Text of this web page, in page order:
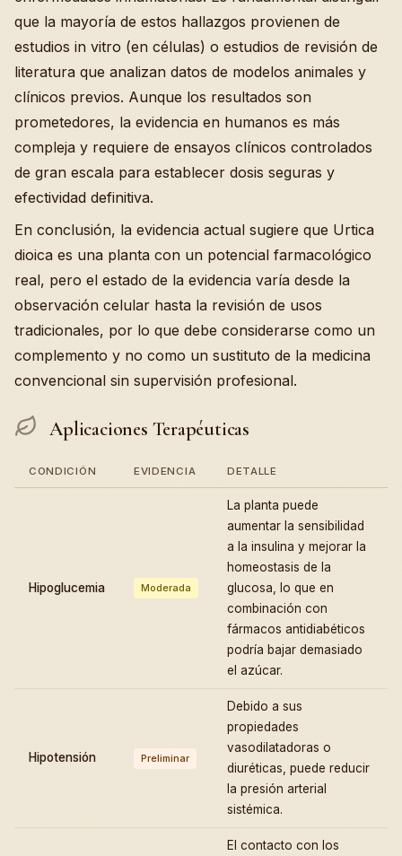
que la mayoría de estos hallazgos provienen de
estudios in vitro (en células) o estudios de revisión de
literatura que analizan datos de modelos animales y
clínicos previos. Aunque los resultados son
prometedores, la evidencia en humanos es más
compleja y requiere de ensayos clínicos controlados
de gran escala para establecer dosis seguras y
efectividad definitiva.
En conclusión, la evidencia actual sugiere que Urtica
dioica es una planta con un potencial farmacológico
real, pero el estado de la evidencia varía desde la
observación celular hasta la revisión de usos
tradicionales, por lo que debe considerarse como un
complemento y no como un sustituto de la medicina
convencional sin supervisión profesional.
Aplicaciones Terapéuticas
CONDICIÓN EVIDENCIA DETALLE
Hipoglucemia Moderada
La planta puede
aumentar la sensibilidad
a la insulina y mejorar la
homeostasis de la
glucosa, lo que en
combinación con
fármacos antidiabéticos
podría bajar demasiado
el azúcar.
Hipotensión Preliminar
Debido a sus
propiedades
vasodilatadoras o
diuréticas, puede reducir
la presión arterial
sistémica.
El contacto con los